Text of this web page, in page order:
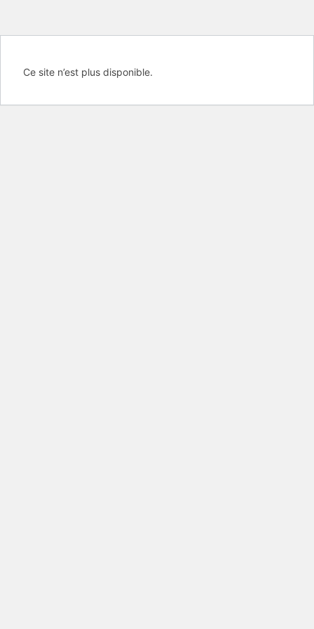
Ce site n’est plus disponible.